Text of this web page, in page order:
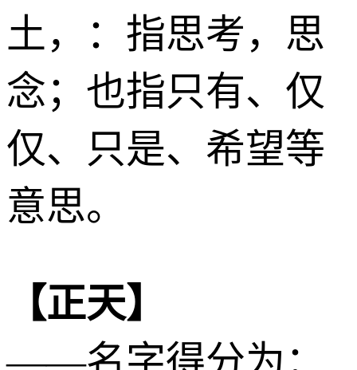
土，：指思考，思
念；也指只有、仅
仅、只是、希望等
意思。
【正天】
——名字得分为：